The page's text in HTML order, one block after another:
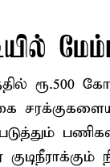
ரூ.500